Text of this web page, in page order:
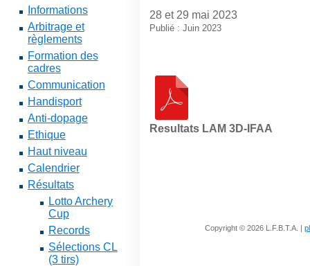
Informations
Arbitrage et
règlements
Formation des
cadres
Communication
Handisport
Anti-dopage
Ethique
Haut niveau
Calendrier
Résultats
Lotto Archery
Cup
Records
Sélections CL
(3 tirs)
28 et 29 mai 2023
Publié : Juin 2023
Resultats LAM 3D-IFAA
Copyright © 2026 L.F.B.T.A. |